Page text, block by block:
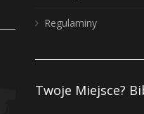
Regulaminy
Twoje Miejsce?